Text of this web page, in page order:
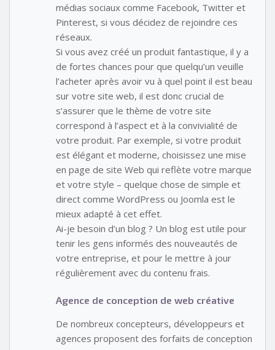
médias sociaux comme Facebook, Twitter et
Pinterest, si vous décidez de rejoindre ces
réseaux.
Si vous avez créé un produit fantastique, il y a
de fortes chances pour que quelqu’un veuille
l’acheter après avoir vu à quel point il est beau
sur votre site web, il est donc crucial de
s’assurer que le thème de votre site
correspond à l’aspect et à la convivialité de
votre produit. Par exemple, si votre produit
est élégant et moderne, choisissez une mise
en page de site Web qui reflète votre marque
et votre style – quelque chose de simple et
direct comme WordPress ou Joomla est le
mieux adapté à cet effet.
Ai-je besoin d’un blog ? Un blog est utile pour
tenir les gens informés des nouveautés de
votre entreprise, et pour le mettre à jour
régulièrement avec du contenu frais.
Agence de conception de web créative
De nombreux concepteurs, développeurs et
agences proposent des forfaits de conception